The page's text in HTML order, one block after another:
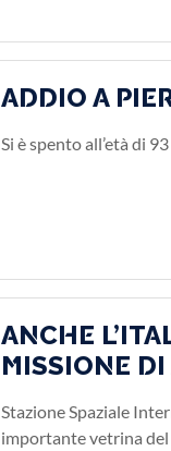
ADDIO A
Si è spento all’età di
ANCHE
MISSIONE DI
Stazione Spaziale
importante vetrina